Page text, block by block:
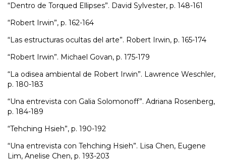
“Dentro de Torqued Ellipses”. David Sylvester, p. 148-161
“Robert Irwin”, p. 162-164
“Las estructuras ocultas del arte”. Robert Irwin, p. 165-174
“Robert Irwin”. Michael Govan, p. 175-179
“La odisea ambiental de Robert Irwin”. Lawrence Weschler,
p. 180-183
“Una entrevista con Galia Solomonoff”. Adriana Rosenberg,
p. 184-189
“Tehching Hsieh”, p. 190-192
“Una entrevista con Tehching Hsieh”. Lisa Chen, Eugene
Lim, Anelise Chen, p. 193-203